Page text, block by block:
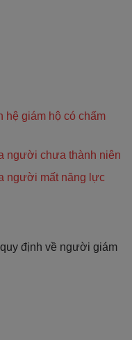
hệ giám hộ có chấm
người chưa thành niên
người mất năng lực
định về người giám